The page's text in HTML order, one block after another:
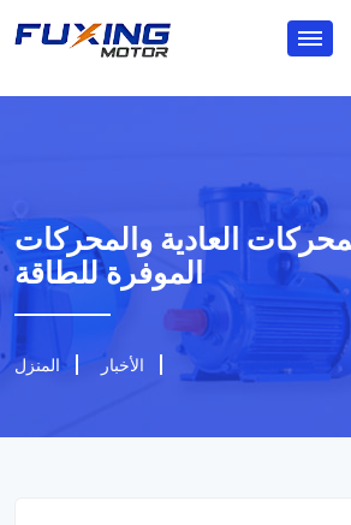
العادية والمحركات
الموفرة للطاقة
المنزل الأخبار